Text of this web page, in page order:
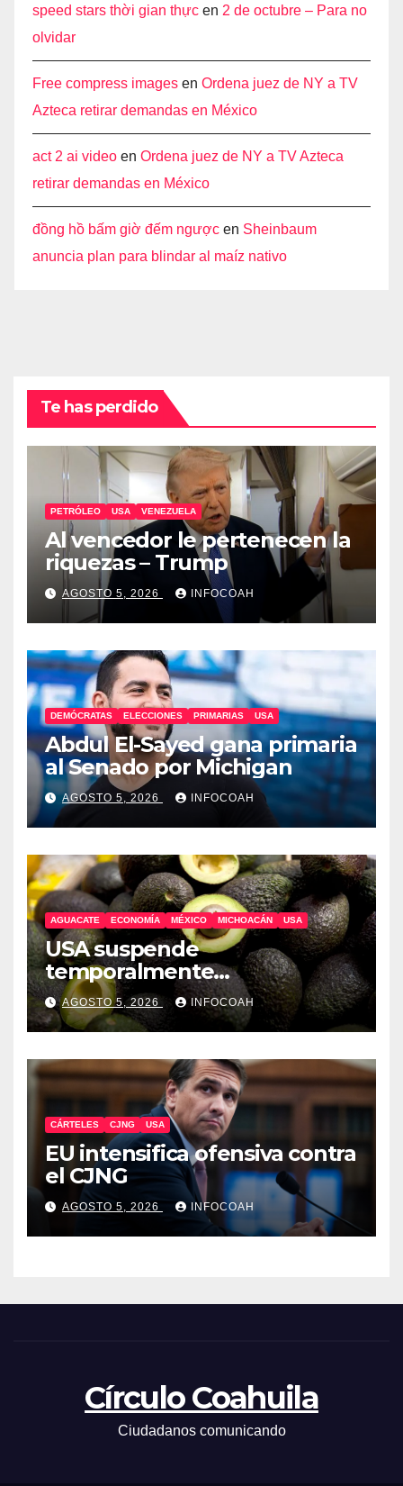
speed stars thời gian thực en 2 de octubre – Para no
olvidar
Free compress images en Ordena juez de NY a TV
Azteca retirar demandas en México
act 2 ai video en Ordena juez de NY a TV Azteca
retirar demandas en México
đồng hồ bấm giờ đếm ngược en Sheinbaum
anuncia plan para blindar al maíz nativo
Te has perdido
PETRÓLEO USA VENEZUELA
Al vencedor le pertenecen la
riquezas – Trump
AGOSTO 5, 2026 INFOCOAH
DEMÓCRATAS ELECCIONES PRIMARIAS USA
Abdul El-Sayed gana primaria
al Senado por Michigan
AGOSTO 5, 2026 INFOCOAH
AGUACATE ECONOMÍA MÉXICO MICHOACÁN USA
USA suspende
temporalmente
exportaciones de aguacate
michoacano
AGOSTO 5, 2026 INFOCOAH
CÁRTELES CJNG USA
EU intensifica ofensiva contra
el CJNG
AGOSTO 5, 2026 INFOCOAH
Círculo Coahuila
Ciudadanos comunicando